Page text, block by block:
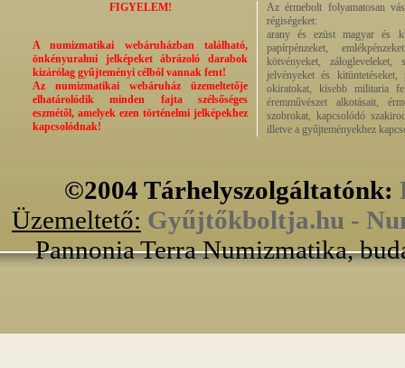
FIGYELEM!
A numizmatikai webáruházban található,
önkényuralmi jelképeket ábrázoló darabok
kizárólag gyűjteményi célból vannak fent!
Az numizmatikai webáruház üzemeltetője
elhatárolódik minden fajta szélsőséges
eszmétől, amelyek ezen történelmi jelképekhez
kapcsolódnak!
Az érmebolt folyamatosan
régiségeket:
arany és ezüst magyar és
papírpénzeket,
kötvényeket,
jelvényeket és kitüntetéseket,
okiratokat, kisebb militaria
éremművészet alkotásait,
szobrokat, kapcsolódó
illetve a gyűjteményekhez
©2004 Tárhelyszolgáltatónk:
Üzemeltető: Gyűjtőkboltja.hu -
Pannonia Terra Numizmatika,